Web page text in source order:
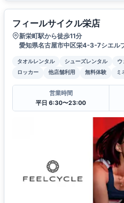
フィールサイクル栄店
新栄町駅から徒歩11分
愛知県名古屋市中区栄4-3-7シエル
タオルレンタル シューズレンタル ウ
ロッカー
他店舗利用 無料体験 ミ
営業時間
平日 6:30〜23:00